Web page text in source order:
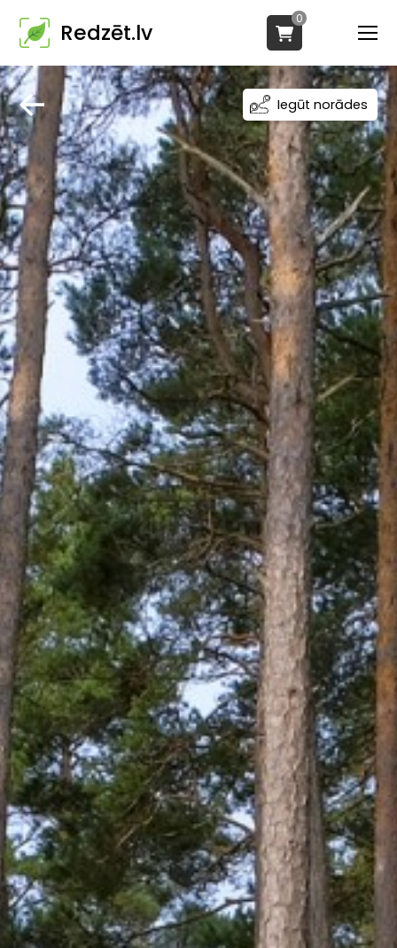
Redzēt.lv
0
Iegūt norādes